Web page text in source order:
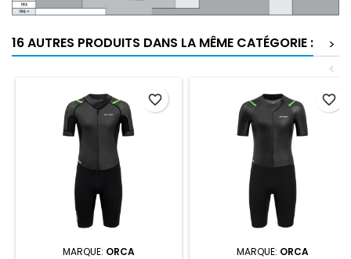
16 AUTRES PRODUITS DANS LA MÊME CATÉGORIE :
>
<
MARQUE: ORCA
favorite_border
MARQUE: ORCA
favorite_border